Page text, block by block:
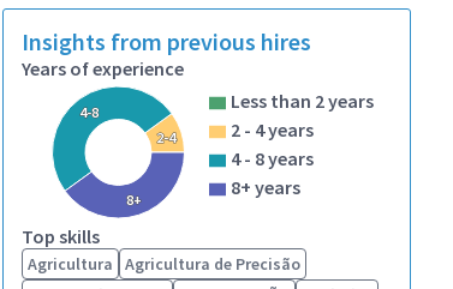
Insights from previous hires
Years of experience
2-4
4-8
8+
Less than 2 years
2 - 4 years
4 - 8 years
8+ years
Top skills
Agricultura
Agricultura de Precisão